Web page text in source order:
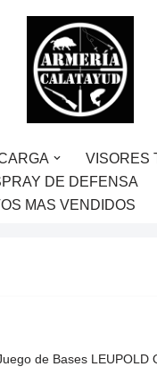
VISORES
DE DEFENSA
MAS VENDIDOS
de Bases LEUPOLD